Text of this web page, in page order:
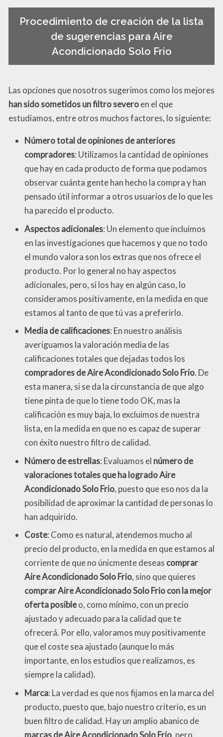
Procedimiento de creación de la lista
de sugerencias para Aire
Acondicionado Solo Frio
Las opciones que nosotros sugerimos como los mejores
han sido sometidos un filtro severoen el que
estudiamos, entre otros muchos factores, lo siguiente:
Número total de opiniones de anteriores
compradores: Utilizamos la cantidad de opiniones
que hay en cada producto de forma que podamos
observar cuánta gente han hecho la compra y han
pensado útil informar a otros usuarios de lo que les
ha parecido el producto.
Aspectos adicionales: Un elemento que incluimos
en las investigaciones que hacemos y que no todo
el mundo valora son los extras que nos ofrece el
producto. Por lo general no hay aspectos
adicionales, pero, si los hay en algún caso, lo
consideramos positivamente, en la medida en que
estamos al tanto de que tú vas a preferirlo.
Media de calificaciones: En nuestro análisis
averiguamos la valoración media de las
calificaciones totales que dejadas todos los
compradores de Aire Acondicionado Solo Frio. De
esta manera, si se da la circunstancia de que algo
tiene pinta de que lo tiene todo OK, mas la
calificación es muy baja, lo excluimos de nuestra
lista, en la medida en que no es capaz de superar
con éxito nuestro filtro de calidad.
Número de estrellas: Evaluamos el número de
valoraciones totales que ha logrado Aire
Acondicionado Solo Frio, puesto que eso nos da la
posibilidad de aproximar la cantidad de personas lo
han adquirido.
Coste: Como es natural, atendemos mucho al
precio del producto, en la medida en que estamos al
corriente de que no únicmente deseas comprar
Aire Acondicionado Solo Frio, sino que quieres
comprar Aire Acondicionado Solo Frio con la mejor
oferta posibleo, como mínimo, con un precio
ajustado y adecuado para la calidad que te
ofrecerá. Por ello, valoramos muy positivamente
que el coste sea ajustado (aunque lo más
importante, en los estudios que realizamos, es
siempre la calidad).
Marca: La verdad es que nos fijamos en la marca del
producto, puesto que, bajo nuestro criterio, es un
buen filtro de calidad. Hay un amplio abanico de
marcas de Aire Acondicionado Solo Frio, pero